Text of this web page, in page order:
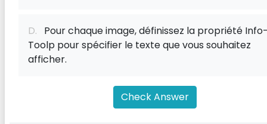
D. Pour chaque image, définissez la propriété
Toolp pour spécifier le texte que vous souhaitez
afficher.
Check Answer